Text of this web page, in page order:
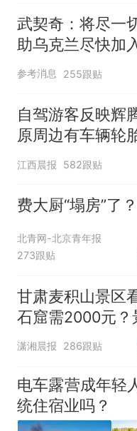
武契奇：将尽一
助乌克兰尽快加
参考消息 255跟贴
自驾游客反映辉
原周边有车辆轮
修理店铺换胎价
元，官方发布情
江西晨报 582跟贴
费大厨“塌房”了？
北青网-北京青年报
273跟贴
甘肃麦积山景区
石窟需2000元？
分石窟受特别保
潇湘晨报 286跟贴
电车露营成年轻
统住宿业吗？